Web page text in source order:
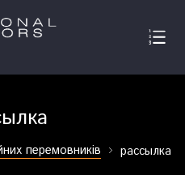
перемовників рассылка